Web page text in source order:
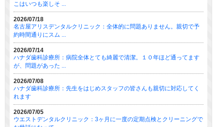
こはいつも楽しそ ...
2026/07/18
名古屋アリスデンタルクリニック：全体的に問題ありません。親切で予
約時間通りにスム ...
2026/07/14
ハナダ歯科診療所：病院全体とても綺麗で清潔。１０年ほど通ってます
が、問題があった ...
2026/07/08
ハナダ歯科診療所：先生をはじめスタッフの皆さんも親切に対応してく
れます
2026/07/05
ウエストデンタルクリニック：3ヶ月に一度の定期点検とクリーニングで